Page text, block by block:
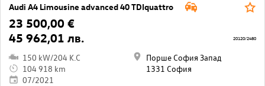
Audi A4 Limousine advanced 40 TDIquattro
23 500,00 €
45 962,01 лв.
150 kW/204 K.C
104 918 km
07/2021
Порше София Запад
1331 София
20120/2480